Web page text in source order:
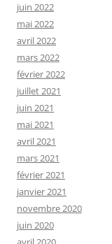
juin 2022
mai 2022
avril 2022
mars 2022
février 2022
juillet 2021
juin 2021
mai 2021
avril 2021
mars 2021
février 2021
janvier 2021
novembre 2020
juin 2020